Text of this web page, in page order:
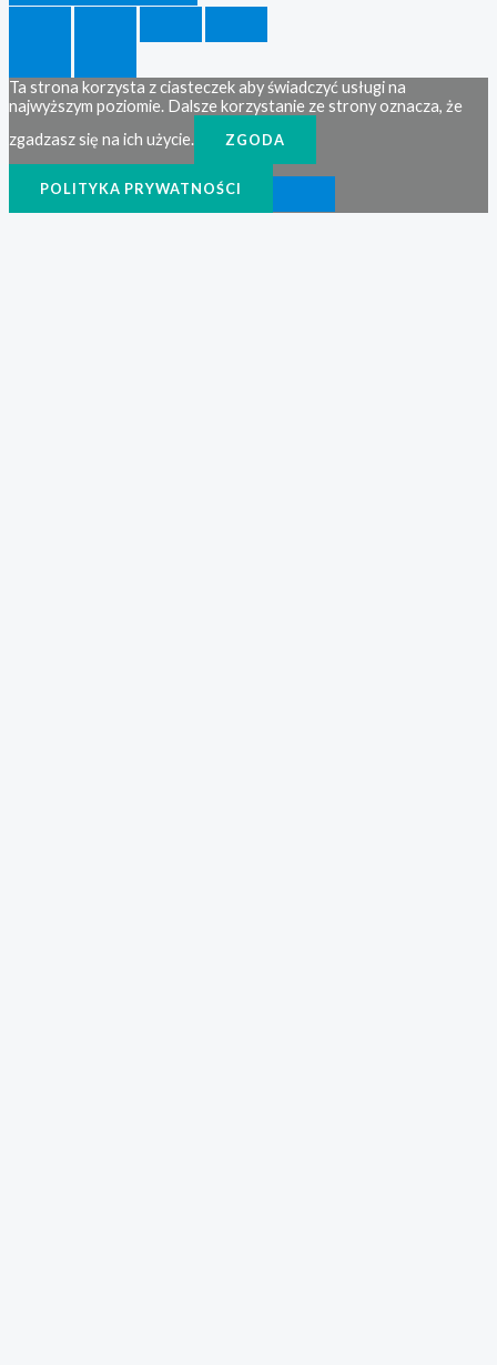
Ta strona korzysta z ciasteczek aby świadczyć usługi na
najwyższym poziomie. Dalsze korzystanie ze strony oznacza, że
zgadzasz się na ich użycie.
ZGODA
POLITYKA PRYWATNOŚCI